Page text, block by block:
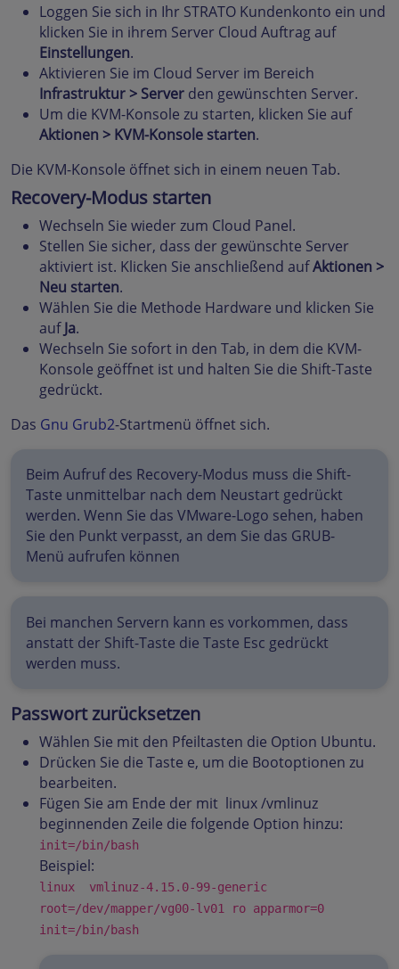
Loggen Sie sich in Ihr STRATO Kundenkonto ein und
klicken Sie in ihrem Server Cloud Auftrag auf
Einstellungen.
Aktivieren Sie im Cloud Server im Bereich
Infrastruktur > Server den gewünschten Server.
Um die KVM-Konsole zu starten, klicken Sie auf
Aktionen > KVM-Konsole starten.
Die KVM-Konsole öffnet sich in einem neuen Tab.
Recovery-Modus starten
Wechseln Sie wieder zum Cloud Panel.
Stellen Sie sicher, dass der gewünschte Server
aktiviert ist. Klicken Sie anschließend aufAktionen >
Neu starten.
Wählen Sie die Methode Hardware und klicken Sie
aufJa.
Wechseln Sie sofort in den Tab, in dem die KVM-
Konsole geöffnet ist und halten Sie die Shift-Taste
gedrückt.
Das Gnu Grub2-Startmenü öffnet sich.
Beim Aufruf des Recovery-Modus muss die Shift-
Taste unmittelbar nach dem Neustart gedrückt
werden. Wenn Sie das VMware-Logo sehen, haben
Sie den Punkt verpasst, an dem Sie das GRUB-
Menü aufrufen können
Bei manchen Servern kann es vorkommen, dass
anstatt der Shift-Taste die Taste Esc gedrückt
werden muss.
Passwort zurücksetzen
Wählen Sie mit den Pfeiltasten die Option Ubuntu.
Drücken Sie die Taste e, um die Bootoptionen zu
bearbeiten.
Fügen Sie am Ende der mit linux /vmlinuz
beginnenden Zeile die folgende Option hinzu:
init=/bin/bash
Beispiel:
linux vmlinuz-4.15.0-99-generic
root=/dev/mapper/vg00-lv01 ro apparmor=0
init=/bin/bash